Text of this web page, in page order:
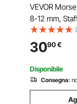
VEVOR
8-12 mm,
Rettangolare
Montaggio
304, Staffa
5 mm Argento
3090€
Disponibile
Consegna: